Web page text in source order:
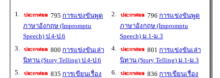
1. 795 การแข่งขันพูด
ภาษาอังกฤษ (Impromptu
Speech) ป.4-ป.6
2. 796 การแข่งขันพูด
ภาษาอังกฤษ (Impromptu
Speech) ม.1-ม.3
3.
800 การแข่งขันเล่า
นิทาน (Story Telling) ป.4-ป.6
4. 801 การแข่งขันเล่า
นิทาน (Story Telling) ม.1-ม.3
5.
835 การเขียนเรื่อง
6. 836 การเขียนเรื่อง